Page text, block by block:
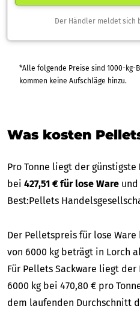
Der Händler meldet sich
*Alle folgende Preise sind 1000-kg-Brutto-
kommen keine Aufschläge hinzu.
Was kosten
Pro Tonne liegt der günstigste
bei 427,51 € für lose Ware
Best:Pellets
Der Pelletspreis für lose
von 6000 kg beträgt in Lorch
Für Pellets Sackware liegt
6000 kg bei 470,80 € pro
dem laufenden Durchschnitt